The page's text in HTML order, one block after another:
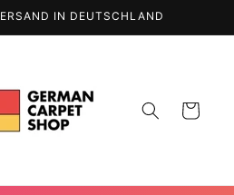
IN DEUTSCHLAND
Warenkorb